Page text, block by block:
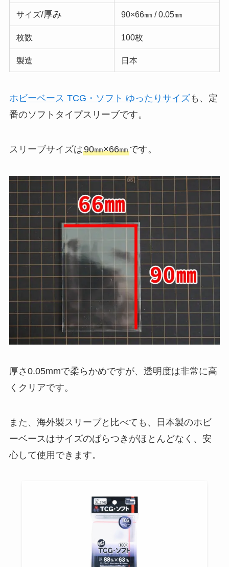
サイズ/厚み 90×66㎜ / 0.05㎜
枚数 100枚
製造 日本
ホビーベース TCG・ソフト ゆったりサイズも、定
番のソフトタイプスリーブです。
スリーブサイズは90㎜×66㎜です。
厚さ0.05mmで柔らかめですが、透明度は非常に高
くクリアです。
また、海外製スリーブと比べても、日本製のホビ
ーベースはサイズのばらつきがほとんどなく、安
心して使用できます。